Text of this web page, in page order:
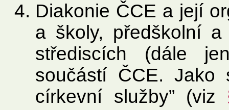
Diakonie ČCE a její
a školy, předškolní
střediscích (dále
součástí ČCE. Jako
církevní služby” (viz